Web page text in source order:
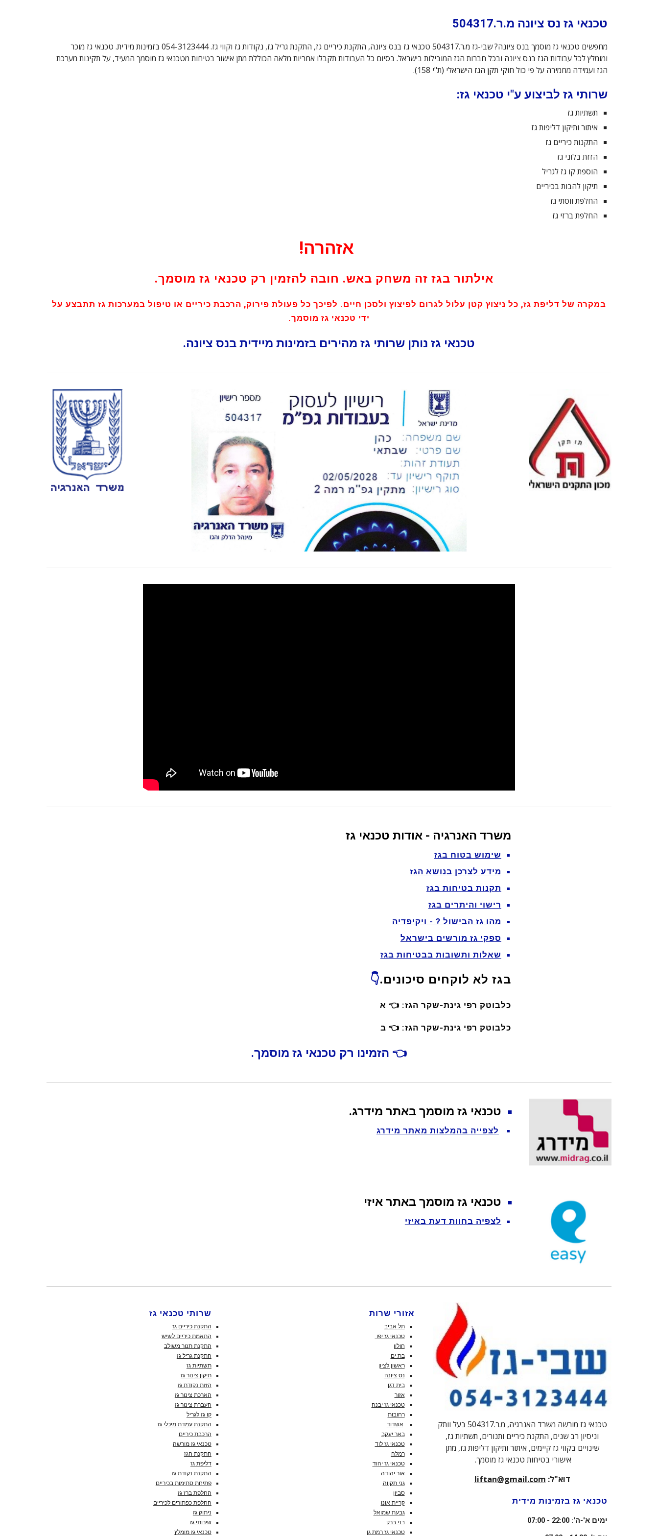
טכנאי גז נס ציונה מ.ר.504317
מחפשים טכנאי גז מוסמך בנס ציונה? שבי-גז מ.ר.504317 טכנאי גז בנס ציונה, התקנת כיריים גז, התקנת גריל גז, נקודות גז וקווי גז. 054-3123444 בזמינות מידית. טכנאי גז מוכר
ומומלץ לכל עבודות הגז בנס ציונה ובכל חברות הגז המובילות בישראל. בסיום כל העבודות תקבלו אחריות מלאה הכוללת מתן אישור בטיחות מטכנאי גז מוסמך המעיד, על תקינות מערכת
הגז ועמידה מחמירה על פי כול חוקי תקן הגז הישראלי (ת"י 158).
שרותי גז לביצוע ע"י טכנאי גז:
תשתיות גז
איתור ותיקון דליפות גז
התקנות כיריים גז
הזזת בלוני גז
הוספת קו גז לגריל
תיקון להבות בכיריים
החלפת ווסתי גז
החלפת ברזי גז
אזהרה!
אילתור בגז זה משחק באש. חובה להזמין רק טכנאי גז מוסמך.
במקרה של דליפת גז, כל ניצוץ קטן עלול לגרום לפיצוץ ולסכן חיים. לפיכך כל פעולת פירוק, הרכבת כיריים או טיפול במערכות גז תתבצע על
ידי טכנאי גז מוסמך.
טכנאי גז נותן שרותי גז מהירים בזמינות מיידית בנס ציונה.
משרד האנרגיה - אודות טכנאי גז
שימוש בטוח בגז
מידע לצרכן בנושא הגז
תקנות בטיחות בגז
רישוי והיתרים בגז
מהו גז הבישול ? - ויקיפדיה
ספקי גז מורשים בישראל
שאלות ותשובות בבטיחות בגז
בגז לא לוקחים סיכונים.👇
כלבוטק רפי גינת-שקר הגז: 👈 א
כלבוטק רפי גינת-שקר הגז: 👈 ב
👈 הזמינו רק טכנאי גז מוסמך.
טכנאי גז מוסמך באתר מידרג.
לצפייה בהמלצות מאתר מידרג
טכנאי גז מוסמך באתר איזי
לצפיה בחוות דעת באיזי
שרותי טכנאי גז
התקנת כיריים גז
התאמת כיריים לשיש
התקנת תנור משולב
התקנת גריל גז
תשתיות גז
תיקון צינור גז
הזזת נקודת גז
הארכת צינור גז
העברת צינור גז
קו גז לגריל
התקנת עמדת מיכלי גז
הרכבת כיריים
טכנאי גז מורשה
התקנת חגז
דליפת גז
התקנת נקודת גז
פתיחת סתימות בכיריים
החלפת ברז גז
החלפת כפתורים לכיריים
ניתוק גז
שירותי גז
טכנאי גז מומלץ
אזורי שרות
תל אביב
טכנאי גז יפו
חולון
בת ים
ראשון לציון
נס ציונה
בית דגן
אזור
טכנאי גז יבנה
רחובות
אשדוד
באר יעקב
טכנאי גז לוד
רמלה
טכנאי גז יהוד
אור יהודה
גני תקווה
סביון
קריית אונו
גבעת שמואל
בני ברק
טכנאי גז רמת גן
טכנאי גז מורשה משרד האנרגיה, מ.ר.504317
בעל וותק
וניסיון רב שנים, התקנת כיריים ותנורים, תשתיות גז,
שינויים בקווי גז קיימים, איתור ותיקון דליפות גז, מתן
אישורי בטיחות טכנאי גז מוסמך.
דוא"ל: liftan@gmail.com
טכנאי גז בזמינות מידית
ימים א'-ה': 22:00 - 07:00